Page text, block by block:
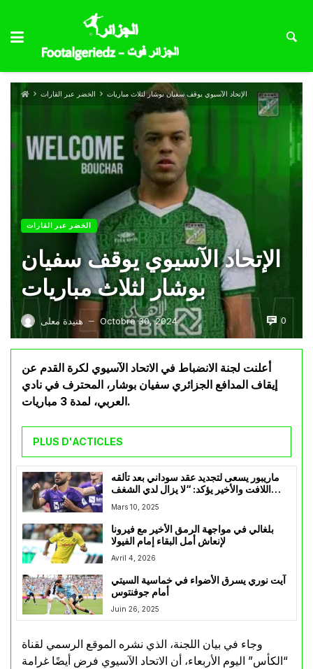
الخضر عبر القارات الإتحاد الآسيوي يوقف سفيان بوشار لثلاث مباريات
الخضر عبر القارات
الإتحاد الآسيوي يوقف سفيان
بوشار لثلاث مباريات
هنيدة معلى — Octobre 30, 2024 0
أعلنت لجنة الانضباط في الاتحاد الآسيوي لكرة القدم عن
إيقاف المدافع الجزائري سفيان بوشار، المحترف في نادي
العربي، لمدة 3 مباريات.
PLUS D'ACTICLES
ماريبور يسعى لتجديد عقد سوداني بعد تألقه
اللافت والأخير يؤكد: “لا يزال لدي الشغف
بكرة القدم”
Mars 10, 2025
بلغالي في مواجهة الرمق الأخير مع فيرونا
لإنعاش أمل البقاء إمام الفيولا
Avril 4, 2026
آيت نوري يسرق الأضواء في خماسية السيتي
أمام جوفنتوس
Juin 26, 2025
وجاء في بيان اللجنة، الذي نشره الموقع الرسمي لقناة
“الكأس” اليوم الأربعاء، أن الاتحاد الآسيوي فرض أيضًا غرامة